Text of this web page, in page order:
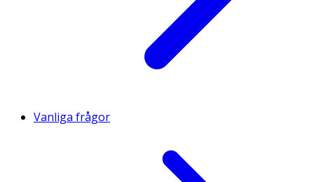
Vanliga frågor